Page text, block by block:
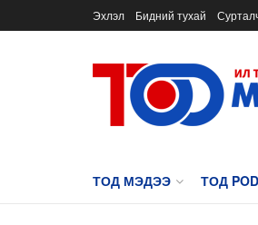
Эхлэл Бидний тухай
ТОД МЭДЭЭ ТОД